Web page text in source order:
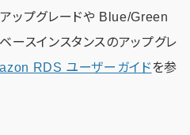
ップグレードや Blue/Green
ースインスタンスのアップグレ
RDS ユーザーガイドを参